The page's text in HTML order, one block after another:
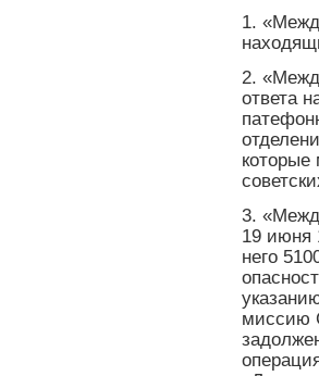
1.
2.
ответа
3.
19 июня
него
миссию